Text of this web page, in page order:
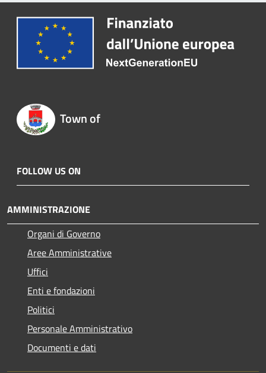
Town of
FOLLOW US ON
AMMINISTRAZIONE
Organi di Governo
Aree Amministrative
Uffici
Enti e fondazioni
Politici
Personale Amministrativo
Documenti e dati